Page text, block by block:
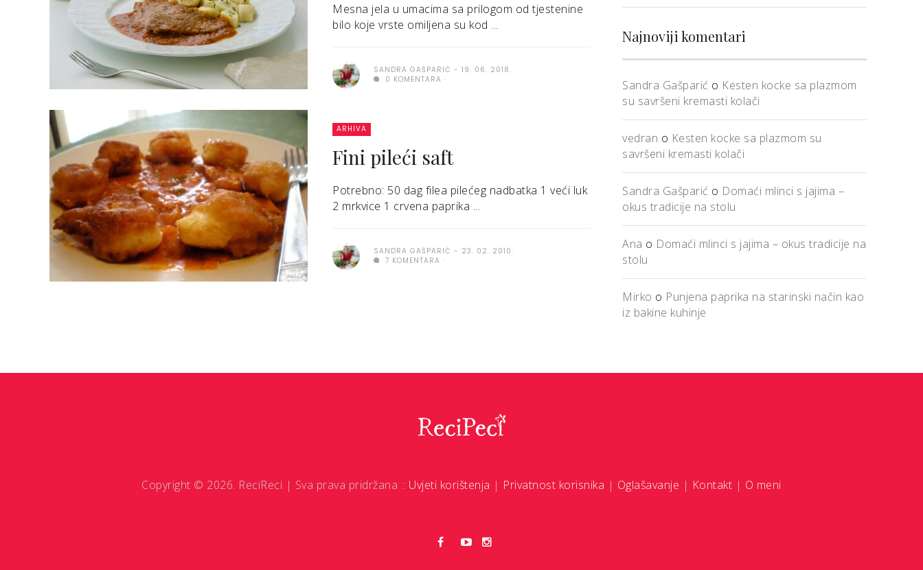
Mesna jela u umacima sa prilogom od tjestenine
bilo koje vrste omiljena su kod ...
SANDRA GAŠPARIĆ
19. 06. 2018.
0 KOMENTARA
ARHIVA
Fini pileći saft
Potrebno: 50 dag filea pilećeg nadbatka 1 veći luk
2 mrkvice 1 crvena paprika ...
SANDRA GAŠPARIĆ
23. 02. 2010.
7 KOMENTARA
Najnoviji komentari
Sandra Gašparić o Kesten kocke sa plazmom
su savršeni kremasti kolači
vedran o Kesten kocke sa plazmom su
savršeni kremasti kolači
Sandra Gašparić o Domaći mlinci s jajima –
okus tradicije na stolu
Ana o Domaći mlinci s jajima – okus tradicije na
stolu
Mirko o Punjena paprika na starinski način kao
iz bakine kuhinje
Copyright © 2026. ReciReci | Sva prava pridržana :: Uvjeti korištenja | Privatnost korisnika | Oglašavanje | Kontakt | O meni